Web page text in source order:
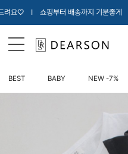
배송까지 기분좋게 ΙΙ 여름 전상품 시
BEST BABY NEW -7%